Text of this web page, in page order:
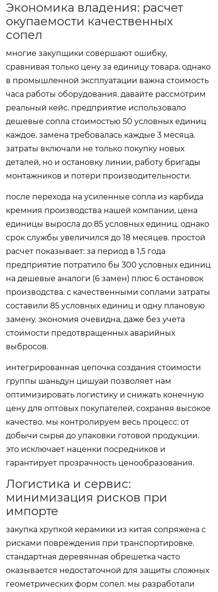
Экономика владения: расчет
окупаемости качественных
сопел
многие закупщики совершают ошибку,
сравнивая только цену за единицу товара. однако
в промышленной эксплуатации важна стоимость
часа работы оборудования. давайте рассмотрим
реальный кейс. предприятие использовало
дешевые сопла стоимостью 50 условных единиц
каждое. замена требовалась каждые 3 месяца.
затраты включали не только покупку новых
деталей, но и остановку линии, работу бригады
монтажников и потери производительности.
после перехода на усиленные сопла из карбида
кремния производства нашей компании, цена
единицы выросла до 85 условных единиц. однако
срок службы увеличился до 18 месяцев. простой
расчет показывает: за период в 1,5 года
предприятие потратило бы 300 условных единиц
на дешевые аналоги (6 замен) плюс 6 остановок
производства. с качественными соплами затраты
составили 85 условных единиц и одну плановую
замену. экономия очевидна, даже без учета
стоимости предотвращенных аварийных
выбросов.
интегрированная цепочка создания стоимости
группы шаньдун цишуай позволяет нам
оптимизировать логистику и снижать конечную
цену для оптовых покупателей, сохраняя высокое
качество. мы контролируем весь процесс: от
добычи сырья до упаковки готовой продукции.
это исключает наценки посредников и
гарантирует прозрачность ценообразования.
Логистика и сервис:
минимизация рисков при
импорте
закупка хрупкой керамики из китая сопряжена с
рисками повреждения при транспортировке.
стандартная деревянная обрешетка часто
оказывается недостаточной для защиты сложных
геометрических форм сопел. мы разработали